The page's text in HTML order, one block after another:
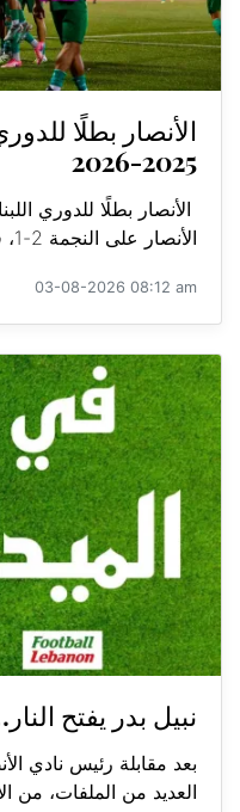
الأنصار بطلًا
2025-2026
الأنصار على النجمة 2-1، في الجولة ال...
03-08-2026 08:12 am
نبيل بدر يفتح
بعد مقابلة رئيس نادي
العديد من الملفات، من